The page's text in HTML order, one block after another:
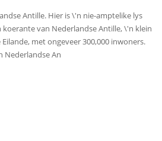
Antille. Hier is \'n nie-amptelike lys
van Nederlandse Antille, \'n klein
met ongeveer 300,000 inwoners.
Nederlandse An